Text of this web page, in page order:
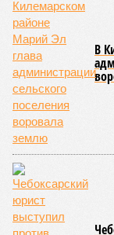
работающий на
человек были
указанные
от выполнения
лечение.
Представители
принятие
возникновения
среди детей,
учреждениях.
Помимо этого,
контроль